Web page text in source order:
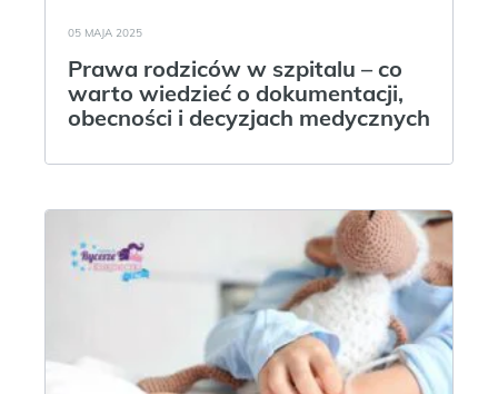
05 MAJA 2025
Prawa rodziców w szpitalu – co
warto wiedzieć o dokumentacji,
obecności i decyzjach medycznych